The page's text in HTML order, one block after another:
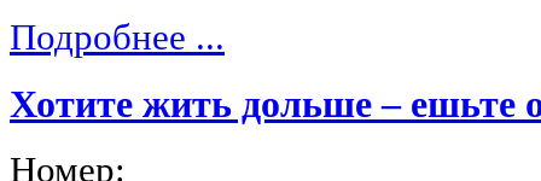
Подробнее ...
Хотите жить дольше – ешьте
Номер: